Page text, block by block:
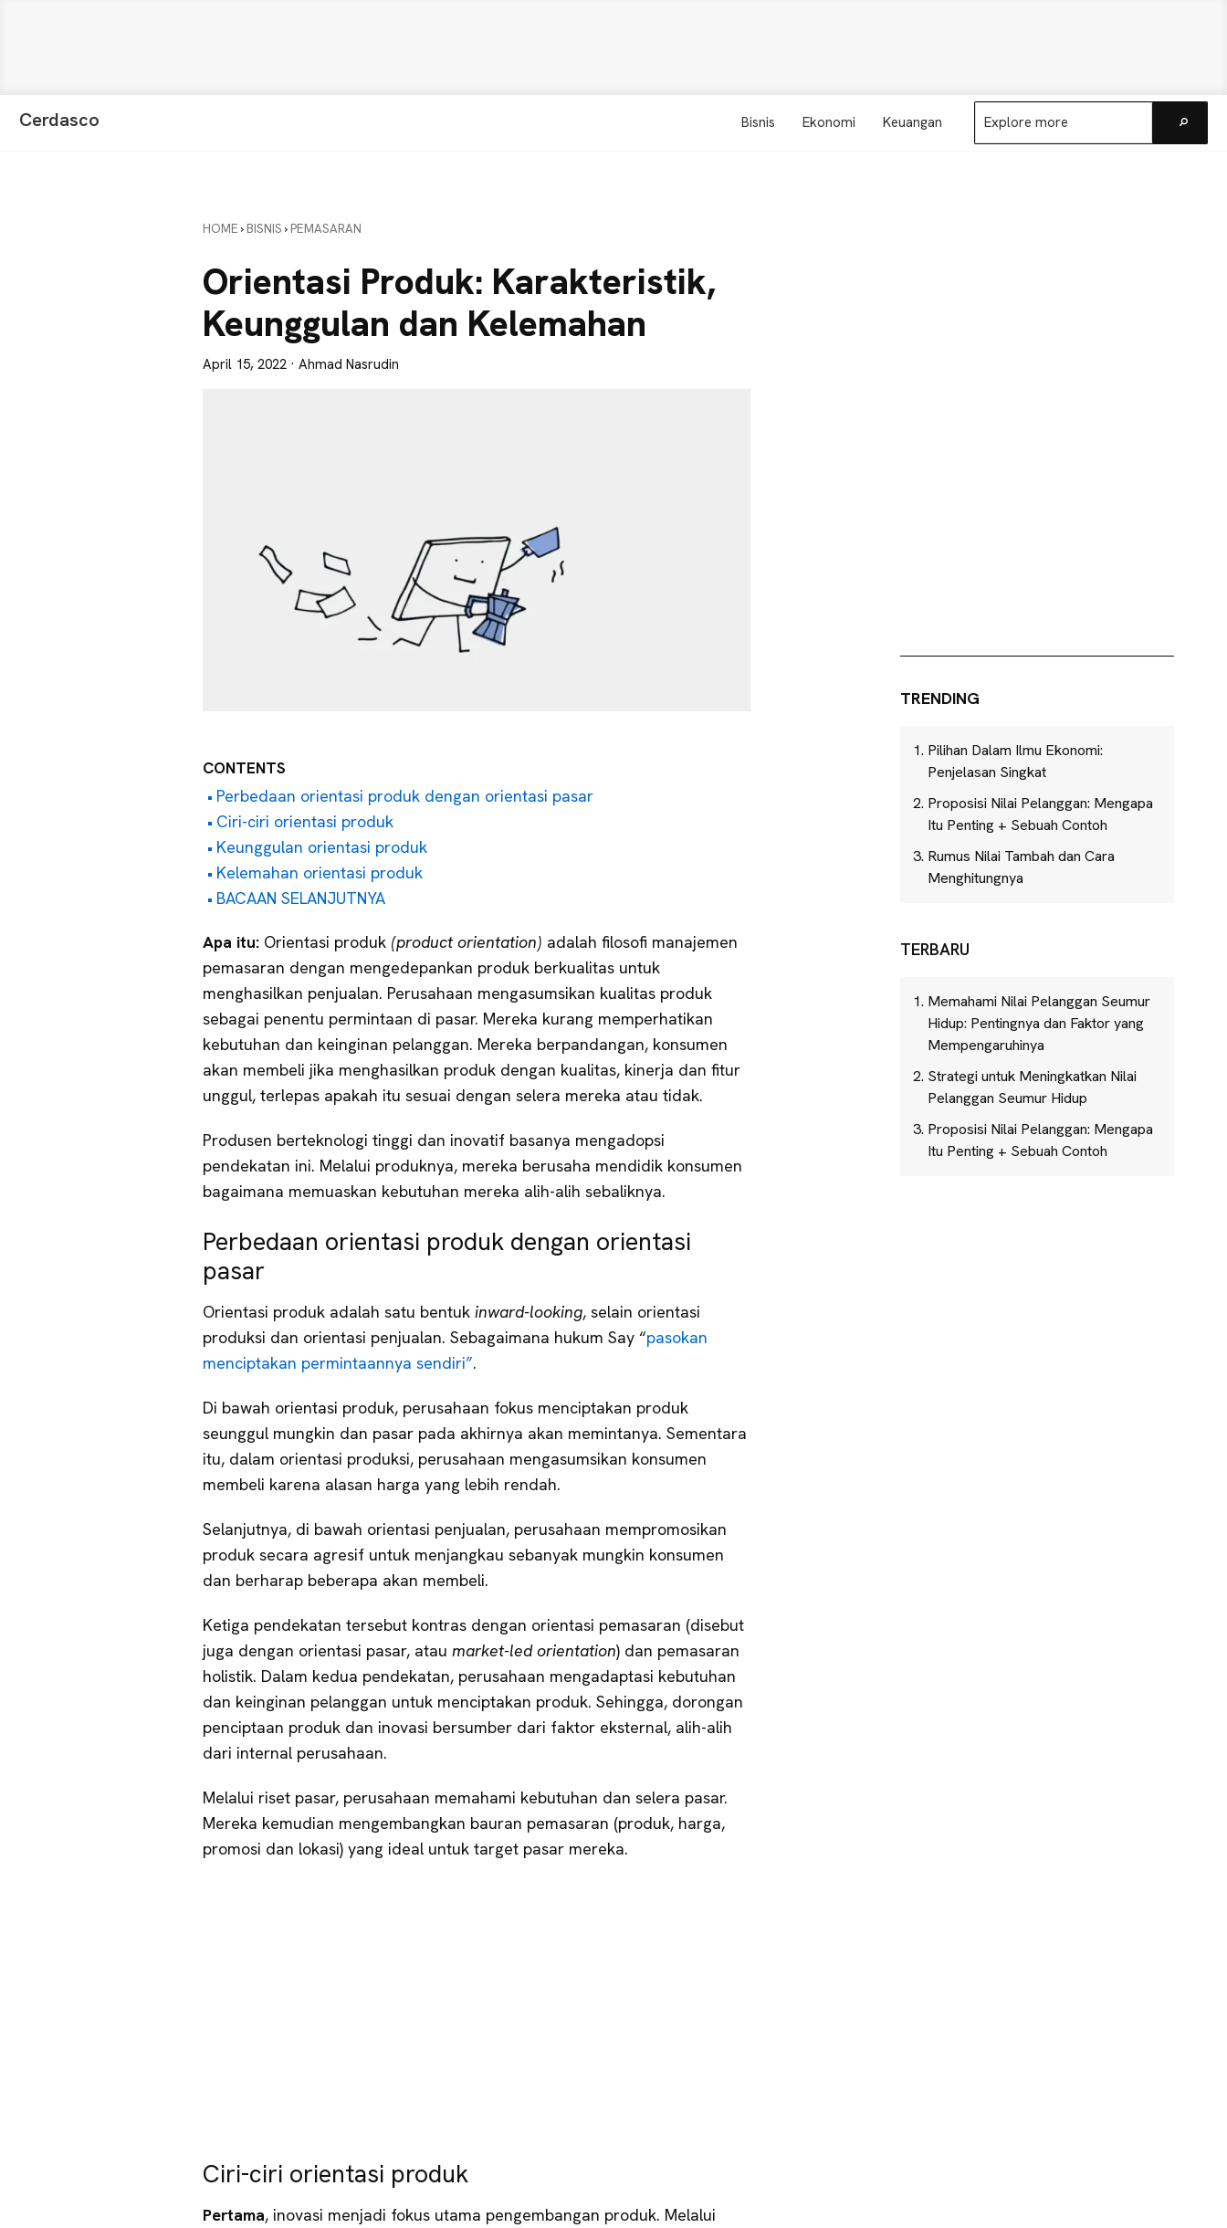
Cerdasco Bisnis Ekonomi Keuangan
Explore
more
HOME › BISNIS › PEMASARAN
Orientasi Produk: Karakteristik,
Keunggulan dan Kelemahan
April 15, 2022 · Ahmad Nasrudin
CONTENTS
Perbedaan orientasi produk dengan orientasi pasar
Ciri-ciri orientasi produk
Keunggulan orientasi produk
Kelemahan orientasi produk
BACAAN SELANJUTNYA
Apa itu: Orientasi produk (product orientation) adalah filosofi manajemen
pemasaran dengan mengedepankan produk berkualitas untuk
menghasilkan penjualan. Perusahaan mengasumsikan kualitas produk
sebagai penentu permintaan di pasar. Mereka kurang memperhatikan
kebutuhan dan keinginan pelanggan. Mereka berpandangan, konsumen
akan membeli jika menghasilkan produk dengan kualitas, kinerja dan fitur
unggul, terlepas apakah itu sesuai dengan selera mereka atau tidak.
Produsen berteknologi tinggi dan inovatif basanya mengadopsi
pendekatan ini. Melalui produknya, mereka berusaha mendidik konsumen
bagaimana memuaskan kebutuhan mereka alih-alih sebaliknya.
Perbedaan orientasi produk dengan orientasi
pasar
Orientasi produk adalah satu bentuk inward-looking, selain orientasi
produksi dan orientasi penjualan. Sebagaimana hukum Say “pasokan
menciptakan permintaannya sendiri”.
Di bawah orientasi produk, perusahaan fokus menciptakan produk
seunggul mungkin dan pasar pada akhirnya akan memintanya. Sementara
itu, dalam orientasi produksi, perusahaan mengasumsikan konsumen
membeli karena alasan harga yang lebih rendah.
Selanjutnya, di bawah orientasi penjualan, perusahaan mempromosikan
produk secara agresif untuk menjangkau sebanyak mungkin konsumen
dan berharap beberapa akan membeli.
Ketiga pendekatan tersebut kontras dengan orientasi pemasaran (disebut
juga dengan orientasi pasar, atau market-led orientation) dan pemasaran
holistik. Dalam kedua pendekatan, perusahaan mengadaptasi kebutuhan
dan keinginan pelanggan untuk menciptakan produk. Sehingga, dorongan
penciptaan produk dan inovasi bersumber dari faktor eksternal, alih-alih
dari internal perusahaan.
Melalui riset pasar, perusahaan memahami kebutuhan dan selera pasar.
Mereka kemudian mengembangkan bauran pemasaran (produk, harga,
promosi dan lokasi) yang ideal untuk target pasar mereka.
Ciri-ciri orientasi produk
Pertama, inovasi menjadi fokus utama pengembangan produk. Melalui
TRENDING
Pilihan Dalam Ilmu Ekonomi:
Penjelasan Singkat
Proposisi Nilai Pelanggan: Mengapa
Itu Penting + Sebuah Contoh
Rumus Nilai Tambah dan Cara
Menghitungnya
TERBARU
Memahami Nilai Pelanggan Seumur
Hidup: Pentingnya dan Faktor yang
Mempengaruhinya
Strategi untuk Meningkatkan Nilai
Pelanggan Seumur Hidup
Proposisi Nilai Pelanggan: Mengapa
Itu Penting + Sebuah Contoh